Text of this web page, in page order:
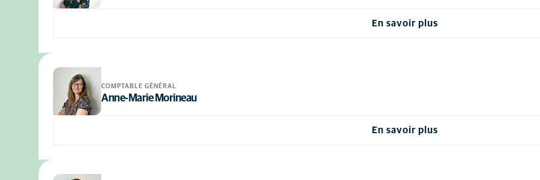
En savoir plus
COMPTABLE GÉNÉRAL
Anne-Marie Morineau
En savoir plus